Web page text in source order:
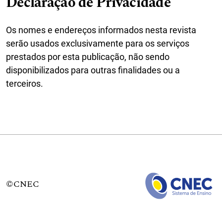
Os nomes e endereços informados nesta revista
serão usados exclusivamente para os serviços
prestados por esta publicação, não sendo
disponibilizados para outras finalidades ou a
terceiros.
©CNEC